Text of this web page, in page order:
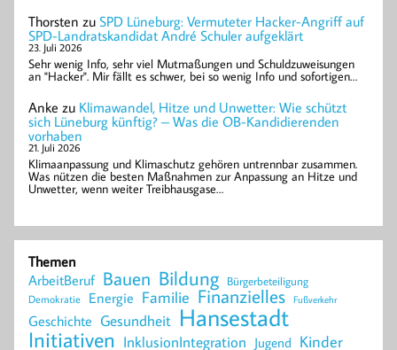
Thorsten zu SPD Lüneburg: Vermuteter Hacker-Angriff auf
SPD-Landratskandidat André Schuler aufgeklärt
23. Juli 2026
Sehr wenig Info, sehr viel Mutmaßungen und Schuldzuweisungen
an "Hacker". Mir fällt es schwer, bei so wenig Info und sofortigen…
Anke zu Klimawandel, Hitze und Unwetter: Wie schützt
sich Lüneburg künftig? – Was die OB-Kandidierenden
vorhaben
21. Juli 2026
Klimaanpassung und Klimaschutz gehören untrennbar zusammen.
Was nützen die besten Maßnahmen zur Anpassung an Hitze und
Unwetter, wenn weiter Treibhausgase…
Themen
ArbeitBeruf Bauen Bildung Bürgerbeteiligung
Demokratie Energie Familie Finanzielles Fußverkehr
Geschichte Gesundheit Hansestadt
Initiativen InklusionIntegration Jugend Kinder